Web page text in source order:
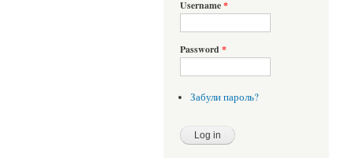
Username*
Password *
Забули пароль?